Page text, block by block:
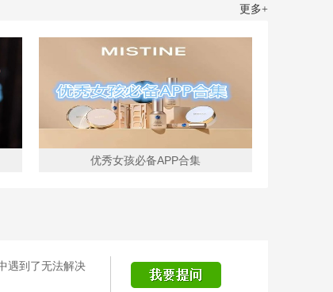
更多+
优秀女孩必备APP合集
遇到了无法解决